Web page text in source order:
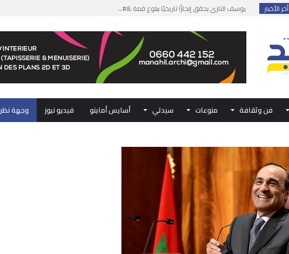
أخر الأخبار
إطلاق حصة إضافية من الدعم الاستثنائي لمهنيي ال...
بلاغ من الديوان الملكي...
حفل الولاء بتطوان.. ممثلو جهات المملكة يجددون ...
فن وثقافة منوعات سيدتي أسايس أماينو فيديو نيوز وجهة نظر